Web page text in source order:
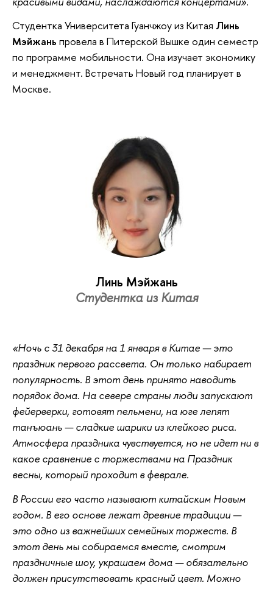
Студентка Университета Гуанчжоу из Китая Линь
Мэйжань провела в Питерской Вышке один семестр
по программе мобильности. Она изучает экономику
и менеджмент. Встречать Новый год планирует в
Москве.
Линь Мэйжань
Студентка из Китая
«Ночь с 31 декабря на 1 января в Китае — это
праздник первого рассвета. Он только набирает
популярность. В этот день принято наводить
порядок дома. На севере страны люди запускают
фейерверки, готовят пельмени, на юге лепят
танъюань — сладкие шарики из клейкого риса.
Атмосфера праздника чувствуется, но не идет ни в
какое сравнение с торжествами на Праздник
весны, который проходит в феврале.
В России его часто называют китайским Новым
годом. В его основе лежат древние традиции —
это одно из важнейших семейных торжеств. В
этот день мы собираемся вместе, смотрим
праздничные шоу, украшаем дома — обязательно
должен присутствовать красный цвет. Можно